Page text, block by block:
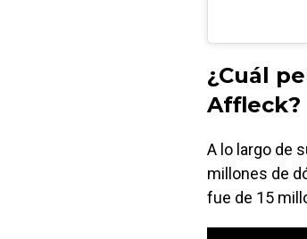
¿Cuál
Affleck?
A lo largo de
millones de
fue de 15